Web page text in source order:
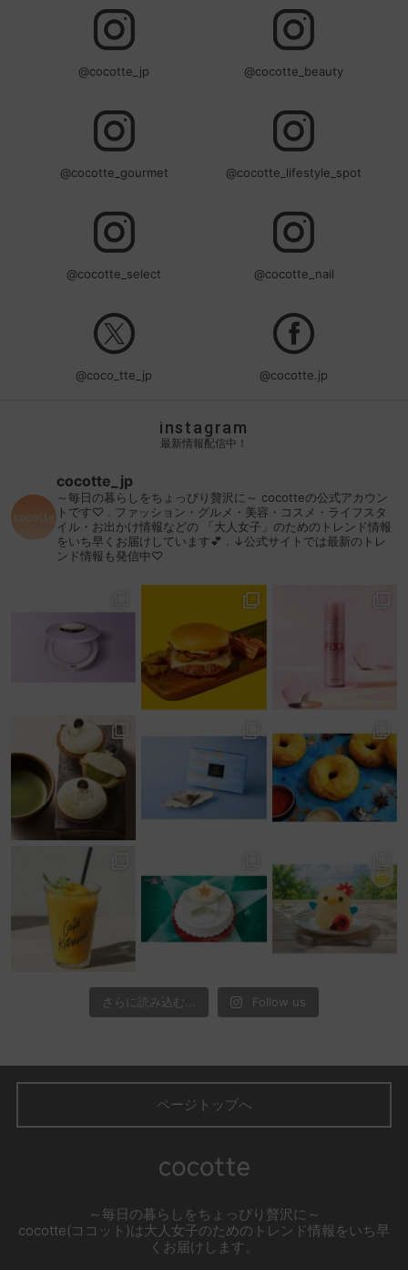
@cocotte_jp @cocotte_beauty
@cocotte_gourmet @cocotte_lifestyle_spot
@cocotte_select @cocotte_nail
@coco_tte_jp @cocotte.jp
instagram
最新情報配信中！
cocotte_jp
～毎日の暮らしをちょっぴり贅沢に～ cocotteの公式アカウン
トです♡
ファッション・グルメ・美容・コスメ・ライフスタ
イル・お出かけ情報などの 「大人女子」のためのトレンド情報
をいち早くお届けしています💕
↓公式サイトでは最新のトレ
ンド情報も発信中♡
さらに読み込む... Follow us
ページトップへ
～毎日の暮らしをちょっぴり贅沢に～
cocotte(ココット)は大人女子のためのトレンド情報をいち早
くお届けします。